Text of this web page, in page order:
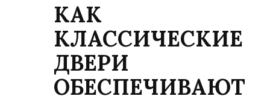
КАК
КЛАССИЧЕСКИЕ
ДВЕРИ
ОБЕСПЕЧИВАЮТ